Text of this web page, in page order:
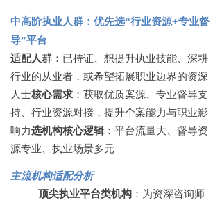
中高阶执业人群：优先选“行业资源+专业督
导”平台
适配人群 ：已持证、想提升执业技能、深耕
行业的从业者，或希望拓展职业边界的资深
人士核心需求 ：获取优质案源、专业督导支
持、行业资源对接，提升个案能力与职业影
响力选机构核心逻辑 ：平台流量大、督导资
源专业、执业场景多元
主流机构适配分析
顶尖执业平台类机构 ：为资深咨询师